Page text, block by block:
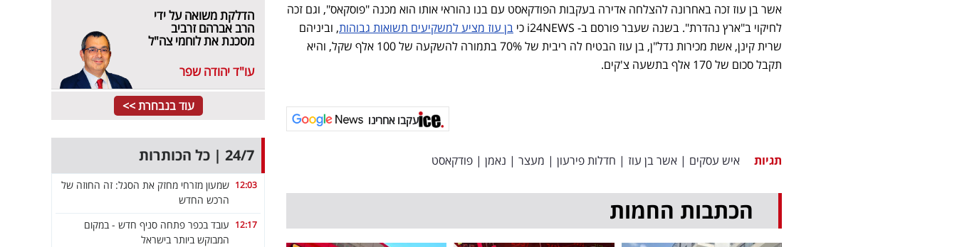
אשר בן עוז זכה באחרונה להצלחה אדירה בעקבות הפודקאסט עם בנו נהוראי אותו הוא מכנה "פוסקאס", וגם זכה
לחיקוי ב"ארץ נהדרת". בשנה שעבר פורסם ב- i24NEWS כי
בן עוז מציע למשקיעים תשואות גבוהות, וביניהם
שרית קינן, אשת מכירות נדל"ן, בן עוז הבטיח לה ריבית של 70% בתמורה להשקעה של 100 אלף שקל, והיא
תקבל סכום של 170 אלף בתשעה צ'קים.
עקבו אחרינו
תגיות איש עסקים | אשר בן עוז | חדלות פירעון | מעצר | נאמן | פודקאסט
הכתבות החמות
הדלקת משואה על ידי
הרב אברהם זרביב
מסכנת את לוחמי צה"ל
עו"ד יהודה שפר
עוד בנבחרת >>
24/7 | כל הכותרות
12:03 שמעון מזרחי מחזק את הסגל: זה החוזה של
הרכש החדש
12:17 עובד בכפר פתחה סניף חדש - במקום
המבוקש ביותר בישראל